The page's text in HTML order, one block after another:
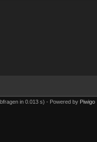
in 0.013 s) - Powered by Piwigo